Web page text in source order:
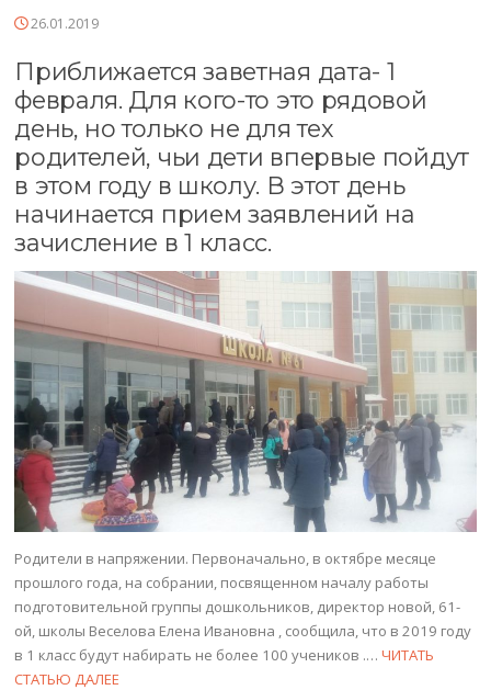
26.01.2019
Приближается заветная дата- 1
февраля. Для кого-то это рядовой
день, но только не для тех
родителей, чьи дети впервые пойдут
в этом году в школу. В этот день
начинается прием заявлений на
зачисление в 1 класс.
Родители в напряжении. Первоначально, в октябре месяце
прошлого года, на собрании, посвященном началу работы
подготовительной группы дошкольников, директор новой, 61-
ой, школы Веселова Елена Ивановна , сообщила, что в 2019 году
в 1 класс будут набирать не более 100 учеников .…ЧИТАТЬ
СТАТЬЮ ДАЛЕЕ